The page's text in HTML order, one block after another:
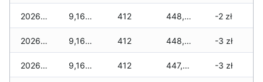
2026-01-26 9,160 zł 412 448,465 zł -2 zł
2026-01-25 9,160 zł 412 448,335 zł -3 zł
2026-01-24 9,160 zł 412 447,885 zł -3 zł